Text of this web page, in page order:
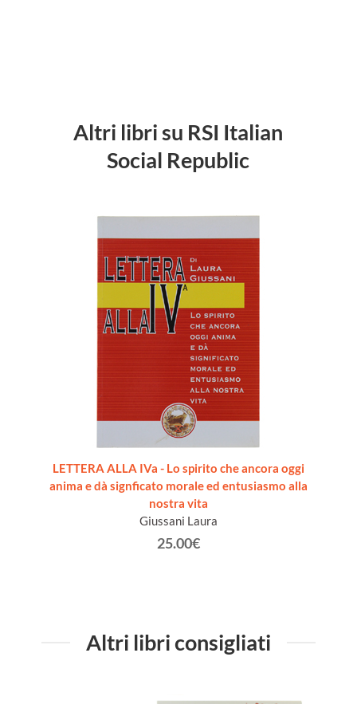
Altri libri su RSI Italian
Social Republic
LETTERA ALLA IVa - Lo spirito che ancora oggi
anima e dà signficato morale ed entusiasmo alla
nostra vita
Giussani Laura
25.00€
Altri libri consigliati